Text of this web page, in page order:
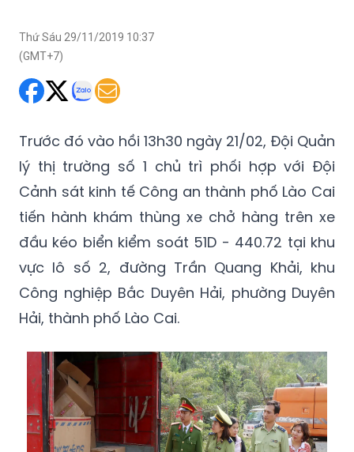
Thứ Sáu 29/11/2019 10:37
(GMT+7)
Trước đó vào hồi 13h30 ngày 21/02, Đội Quản
lý thị trường số 1 chủ trì phối hợp với Đội
Cảnh sát kinh tế Công an thành phố Lào Cai
tiến hành khám thùng xe chở hàng trên xe
đầu kéo biển kiểm soát 51D - 440.72 tại khu
vực lô số 2, đường Trần Quang Khải, khu
Công nghiệp Bắc Duyên Hải, phường Duyên
Hải, thành phố Lào Cai.